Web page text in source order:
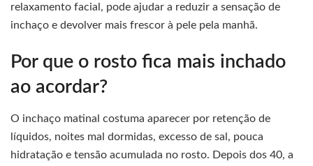
relaxamento facial, pode ajudar a reduzir a sensação de
inchaço e devolver mais frescor à pele pela manhã.
Por que o rosto fica mais inchado
ao acordar?
O inchaço matinal costuma aparecer por retenção de
líquidos, noites mal dormidas, excesso de sal, pouca
hidratação e tensão acumulada no rosto. Depois dos 40, a